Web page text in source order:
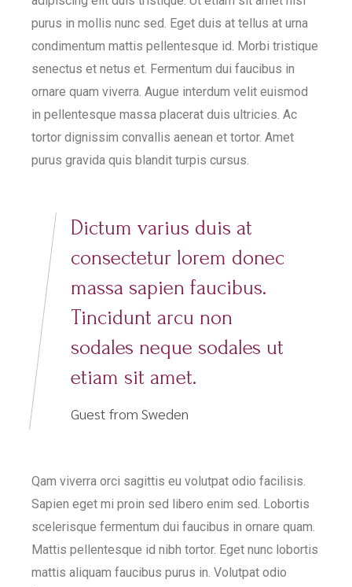
purus in mollis nunc sed. Eget duis at tellus at urna
condimentum mattis pellentesque id. Morbi tristique
senectus et netus et. Fermentum dui faucibus in
ornare quam viverra. Augue interdum velit euismod
in pellentesque massa placerat duis ultricies. Ac
tortor dignissim convallis aenean et tortor. Amet
purus gravida quis blandit turpis cursus.
Dictum varius duis at
consectetur lorem donec
massa sapien faucibus.
Tincidunt arcu non
sodales neque sodales ut
etiam sit amet.
Guest from Sweden
Qam viverra orci sagittis eu volutpat odio facilisis.
Sapien eget mi proin sed libero enim sed. Lobortis
scelerisque fermentum dui faucibus in ornare quam.
Mattis pellentesque id nibh tortor. Eget nunc lobortis
mattis aliquam faucibus purus in. Volutpat odio